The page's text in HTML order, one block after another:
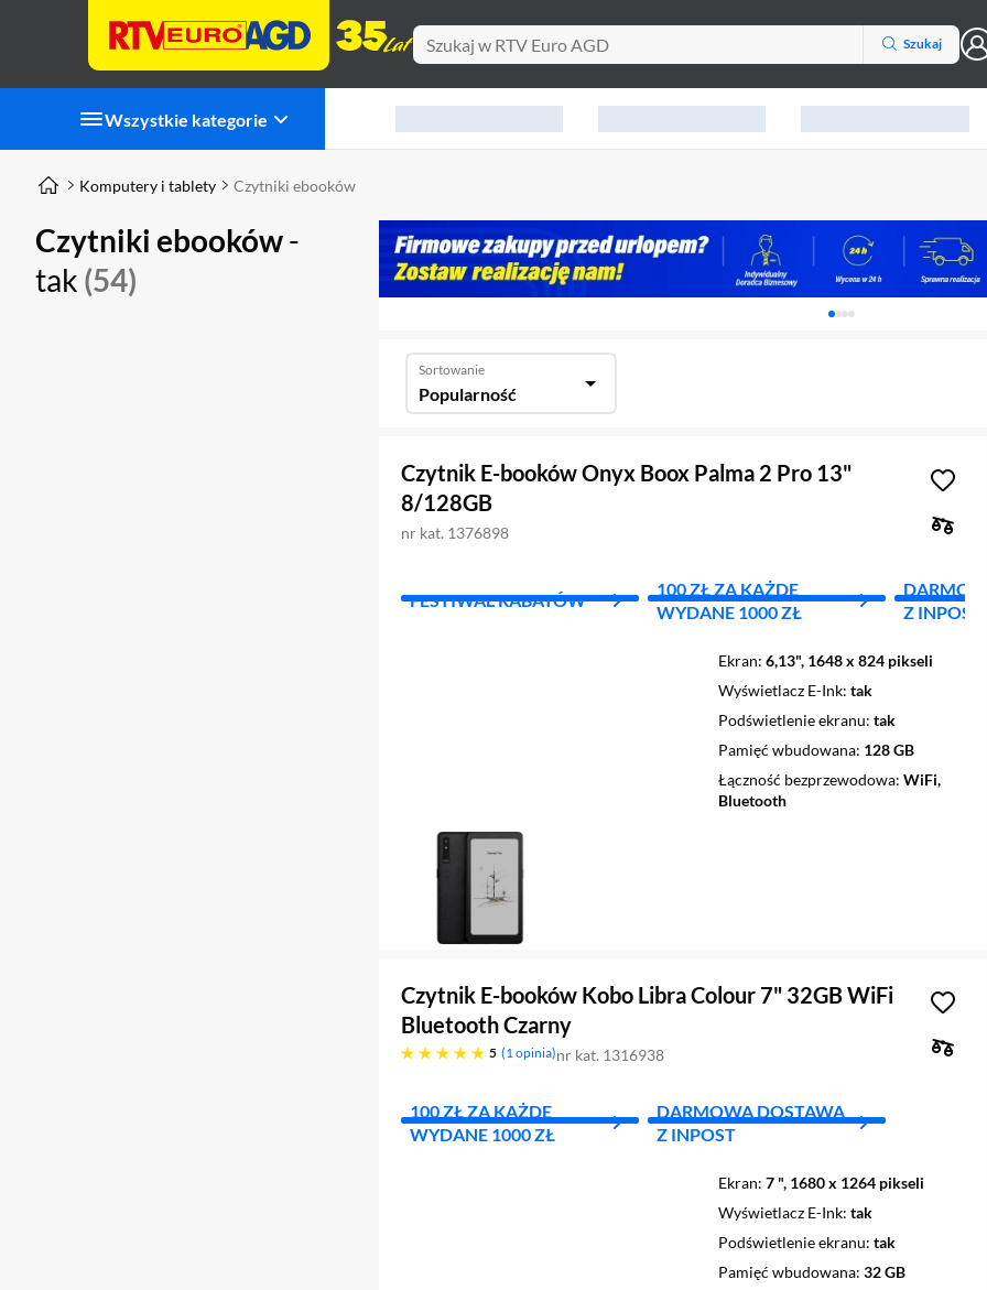
Szukaj
Wszystkie kategorie
Karuzela z banerami,
Komputery i tablety Czytniki ebooków
Czytniki ebooków-
tak (54)
Sortowanie
Popularność
Czytnik E-booków Onyx Boox Palma 2 Pro 13"
8/128GB
nr kat. 1376898
FESTIWAL RABATÓW
100 ZŁ ZA KAŻDE
WYDANE 1000 ZŁ
Z INPOST
Ekran 6,13", 1648 x 824 pikseli
Wyświetlacz E-Ink tak
Podświetlenie ekranu tak
Pamięć wbudowana 128 GB
Łączność bezprzewodowa WiFi,
Bluetooth
Czytnik E-booków Kobo Libra Colour 7" 32GB WiFi
Bluetooth Czarny
5
pięć gwiazdek 1 opinia nr kat. 1316938
100 ZŁ ZA KAŻDE
WYDANE 1000 ZŁ
DARMOWA DOSTAWA
Z INPOST
Ekran 7 ", 1680 x 1264 pikseli
Wyświetlacz E-Ink tak
Podświetlenie ekranu tak
Pamięć wbudowana 32 GB